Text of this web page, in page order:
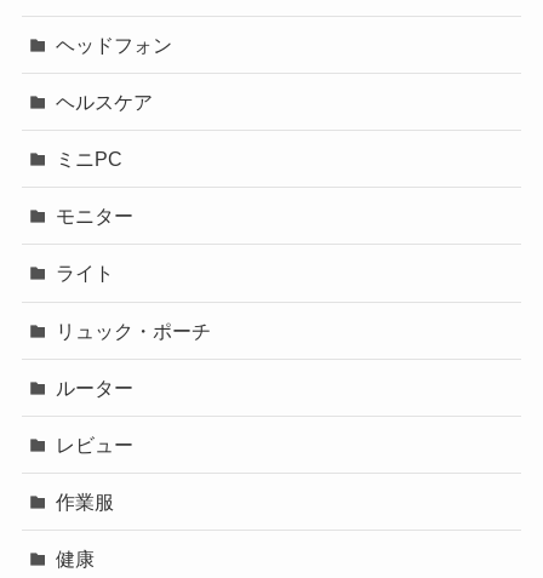
ヘッドフォン
ヘルスケア
ミニPC
モニター
ライト
リュック・ポーチ
ルーター
レビュー
作業服
健康